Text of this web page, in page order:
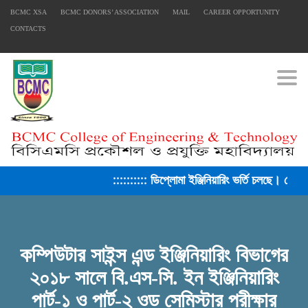
BCMC XSA BCMC DONORS’ ASSOCIATION MAIL CAREER OPPORTUNITY
CONTACTS
:::::::::: ডিপ্লোমা ইঞ্জিনিয়ারিং ভর্তি চলছে।
কম্পিউটার সাইন্স এন্ড ইঞ্জিনিয়ারিং বিভাগের
২০১৮ সালে বি.এস-সি. ইন ইঞ্জিনিয়ারিং
পার্ট-১ ও পার্ট-২ ওড সেমিস্টার পরীক্ষার
FACEBOOK PRIMARY PAGE
USEFUL LINKS